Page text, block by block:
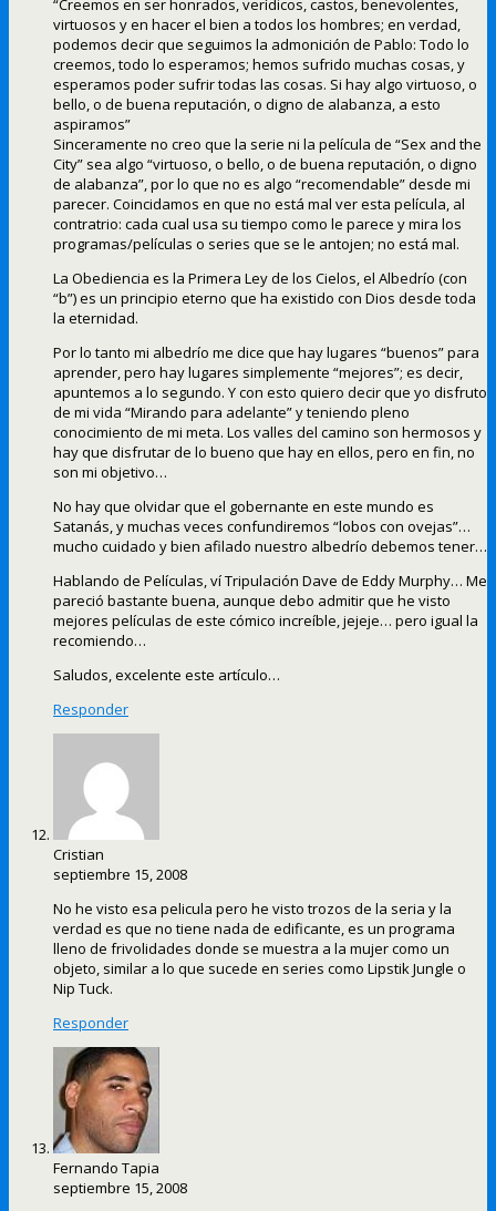
“Creemos en ser honrados, verídicos, castos, benevolentes,
virtuosos y en hacer el bien a todos los hombres; en verdad,
podemos decir que seguimos la admonición de Pablo: Todo lo
creemos, todo lo esperamos; hemos sufrido muchas cosas, y
esperamos poder sufrir todas las cosas. Si hay algo virtuoso, o
bello, o de buena reputación, o digno de alabanza, a esto
aspiramos”
Sinceramente no creo que la serie ni la película de “Sex and the
City” sea algo “virtuoso, o bello, o de buena reputación, o digno
de alabanza”, por lo que no es algo “recomendable” desde mi
parecer. Coincidamos en que no está mal ver esta película, al
contratrio: cada cual usa su tiempo como le parece y mira los
programas/películas o series que se le antojen; no está mal.
La Obediencia es la Primera Ley de los Cielos, el Albedrío (con
“b”) es un principio eterno que ha existido con Dios desde toda
la eternidad.
Por lo tanto mi albedrío me dice que hay lugares “buenos” para
aprender, pero hay lugares simplemente “mejores”; es decir,
apuntemos a lo segundo. Y con esto quiero decir que yo disfruto
de mi vida “Mirando para adelante” y teniendo pleno
conocimiento de mi meta. Los valles del camino son hermosos y
hay que disfrutar de lo bueno que hay en ellos, pero en fin, no
son mi objetivo…
No hay que olvidar que el gobernante en este mundo es
Satanás, y muchas veces confundiremos “lobos con ovejas”…
mucho cuidado y bien afilado nuestro albedrío debemos tener…
Hablando de Películas, ví Tripulación Dave de Eddy Murphy… Me
pareció bastante buena, aunque debo admitir que he visto
mejores películas de este cómico increíble, jejeje… pero igual la
recomiendo…
Saludos, excelente este artículo…
Responder
Cristian
septiembre 15, 2008
No he visto esa pelicula pero he visto trozos de la seria y la
verdad es que no tiene nada de edificante, es un programa
lleno de frivolidades donde se muestra a la mujer como un
objeto, similar a lo que sucede en series como Lipstik Jungle o
Nip Tuck.
Responder
Fernando Tapia
septiembre 15, 2008